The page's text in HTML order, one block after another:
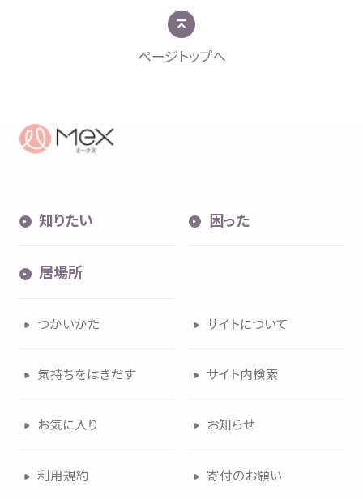
ページトップへ
知りたい 困った
居場所
つかいかた サイトについて
気持ちをはきだす サイト内検索
お気に入り お知らせ
利用規約 寄付のお願い